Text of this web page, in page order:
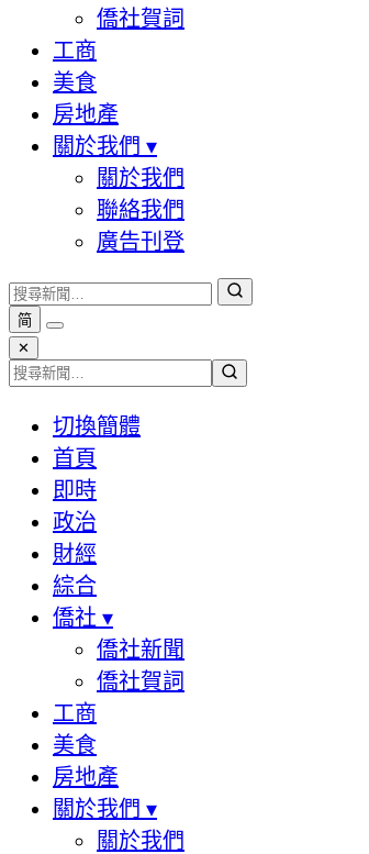
僑社賀詞
工商
美食
房地產
關於我們 ▾
關於我們
聯絡我們
廣告刊登
简
✕
切換簡體
首頁
即時
政治
財經
綜合
僑社 ▾
僑社新聞
僑社賀詞
工商
美食
房地產
關於我們 ▾
關於我們